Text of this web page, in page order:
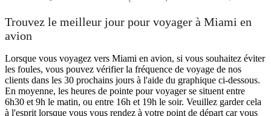
Trouvez le meilleur jour pour voyager à Miami en
avion
Lorsque vous voyagez vers Miami en avion, si vous souhaitez éviter
les foules, vous pouvez vérifier la fréquence de voyage de nos
clients dans les 30 prochains jours à l'aide du graphique ci-dessous.
En moyenne, les heures de pointe pour voyager se situent entre
6h30 et 9h le matin, ou entre 16h et 19h le soir. Veuillez garder cela
à l'esprit lorsque vous vous rendez à votre point de départ car vous